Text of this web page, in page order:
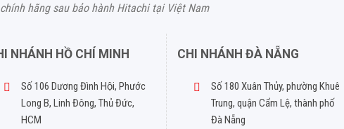
hãng sau bảo hành Hitachi tại Việt Nam
NHÁNH HỒ CHÍ MINH
Số 106 Dương Đình Hội, Phước
Long B, Linh Đông, Thủ Đức,
HCM
CHI NHÁNH ĐÀ NẴNG
Số 180 Xuân Thủy, phường Khuê
Trung, quận Cẩm Lệ, thành phố
Đà Nẵng